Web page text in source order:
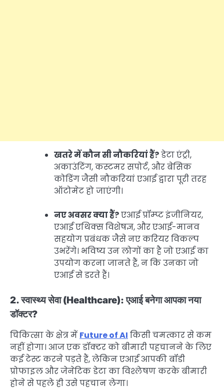
खतरे में कौन सी नौकरियां हैं?डेटा एंट्री,
अकाउंटिंग, कस्टमर सपोर्ट, और बेसिक
कोडिंग जैसी नौकरियां एआई द्वारा पूरी तरह
ऑटोमेट हो जाएंगी।
नए अवसर क्या हैं?एआई प्रॉम्प्ट इंजीनियर,
एआई एथिक्स विशेषज्ञ, और एआई-मानव
सहयोग प्रबंधक जैसे नए करियर विकल्प
उभरेंगे। भविष्य उन लोगों का है जो एआई का
उपयोग करना जानते हैं, न कि उनका जो
एआई से डरते हैं।
2. स्वास्थ्य सेवा (Healthcare): एआई बनेगा आपका नया
डॉक्टर?
चिकित्सा के क्षेत्र में Future of AI किसी चमत्कार से कम
नहीं होगा। आज एक डॉक्टर को बीमारी पहचानने के लिए
कई टेस्ट करने पड़ते हैं, लेकिन एआई आपकी बॉडी
प्रोफाइल और जेनेटिक डेटा का विश्लेषण करके बीमारी
होने से पहले ही उसे पहचान लेगा।